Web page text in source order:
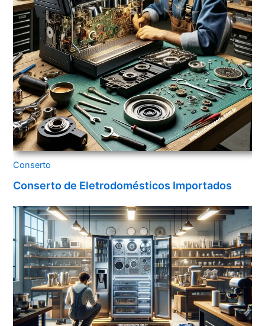
Conserto
Conserto de Eletrodomésticos Importados